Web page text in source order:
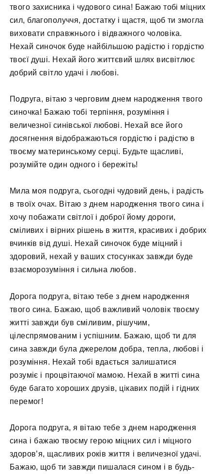
твого захисника і чудового сина! Бажаю тобі міцних
сил, благополуччя, достатку і щастя, щоб ти змогла
виховати справжнього і відважного чоловіка.
Нехай синочок буде найбільшою радістю і гордістю
твоєї душі. Нехай його життєвий шлях висвітлює
добрий світло удачі і любові.
Подруга, вітаю з черговим днем ​​народження твого
синочка! Бажаю тобі терпіння, розуміння і
величезної синівської любові. Нехай все його
досягнення відображаються гордістю і радістю в
твоєму материнському серці. Будьте щасливі,
розумійте один одного і бережіть!
Мила моя подруга, сьогодні чудовий день, і радість
в твоїх очах. Вітаю з днем ​​народження твого сина і
хочу побажати світлої і доброї йому дороги,
сміливих і вірних рішень в життя, красивих і добрих
вчинків від душі. Нехай синочок буде міцний і
здоровий, нехай у ваших стосунках завжди буде
взаєморозуміння і сильна любов.
Дорога подруга, вітаю тебе з днем ​​народження
твого сина. Бажаю, щоб важливий чоловік твоєму
житті завжди був сміливим, рішучим,
цілеспрямованим і успішним. Бажаю, щоб ти для
сина завжди була джерелом добра, тепла, любові і
розуміння. Нехай тобі вдається залишатися
розуміє і процвітаючої мамою. Нехай в житті сина
буде багато хороших друзів, цікавих подій і гідних
перемог!
Дорога подруга, я вітаю тебе з днем ​​народження
сина і бажаю твоєму герою міцних сил і міцного
здоров’я, щасливих років життя і величезної удачі.
Бажаю, щоб ти завжди пишалася сином і в будь-